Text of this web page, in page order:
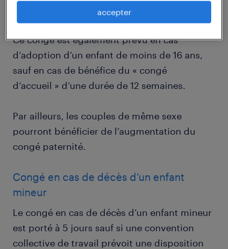
au plus tôt le 1er mars 2018.
Ce congé est également prévu en cas
d’adoption d’un enfant de moins de 16 ans,
sauf en cas de bénéfice du « congé
d’accueil » d’une durée de 12 semaines.
Par ailleurs, les couples de même sexe
pourront bénéficier de l’augmentation du
congé paternité.
Congé en cas de décès d’un enfant
mineur
Le congé en cas de décès d’un enfant mineur
est porté à 5 jours sauf si une convention
collective de travail prévoit une disposition
accepter